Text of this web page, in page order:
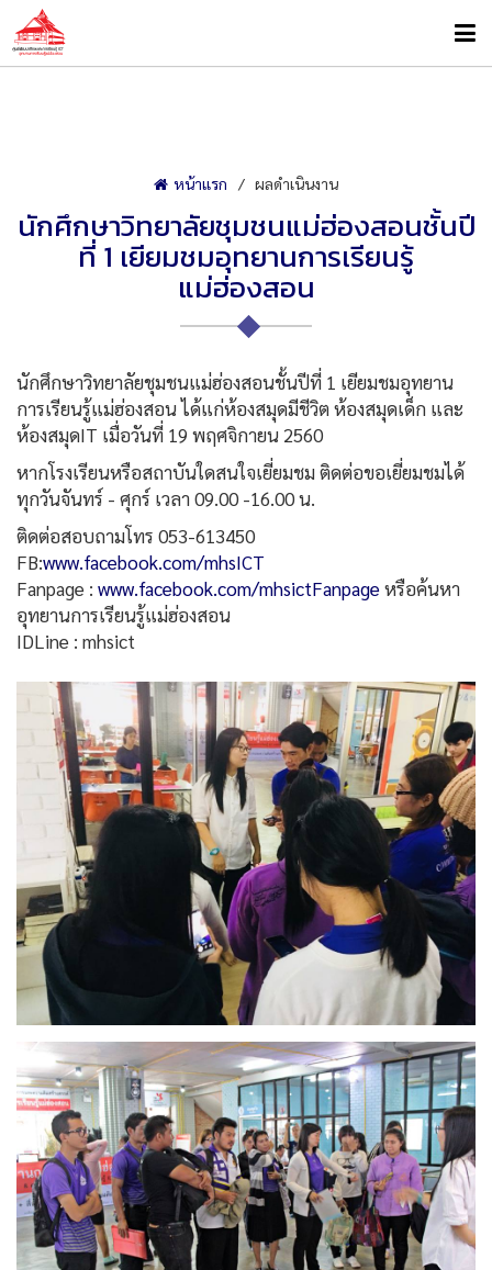
หน้าแรก ผลดำเนินงาน
นักศึกษาวิทยาลัยชุมชนแม่ฮ่องสอนชั้นปี
ที่ 1 เยียมชมอุทยานการเรียนรู้
แม่ฮ่องสอน
นักศึกษาวิทยาลัยชุมชนแม่ฮ่องสอนชั้นปีที่ 1 เยียมชมอุทยาน
การเรียนรู้แม่ฮ่องสอน ได้แก่ห้องสมุดมีชีวิต ห้องสมุดเด็ก และ
ห้องสมุดIT เมื่อวันที่ 19 พฤศจิกายน 2560
หากโรงเรียนหรือสถาบันใดสนใจเยี่ยมชม ติดต่อขอเยี่ยมชมได้
ทุกวันจันทร์ - ศุกร์ เวลา 09.00 -16.00 น.
ติดต่อสอบถามโทร 053-613450
FB:www.facebook.com/mhsICT
Fanpage : www.facebook.com/mhsictFanpageหรือค้นหา
อุทยานการเรียนรู้แม่ฮ่องสอน
IDLine : mhsict